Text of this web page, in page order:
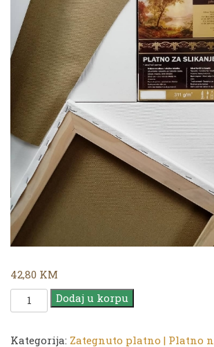
42,80 KM
Platno
|
90
Dodaj u korpu
Kategorija: Zategnuto platno | Platno